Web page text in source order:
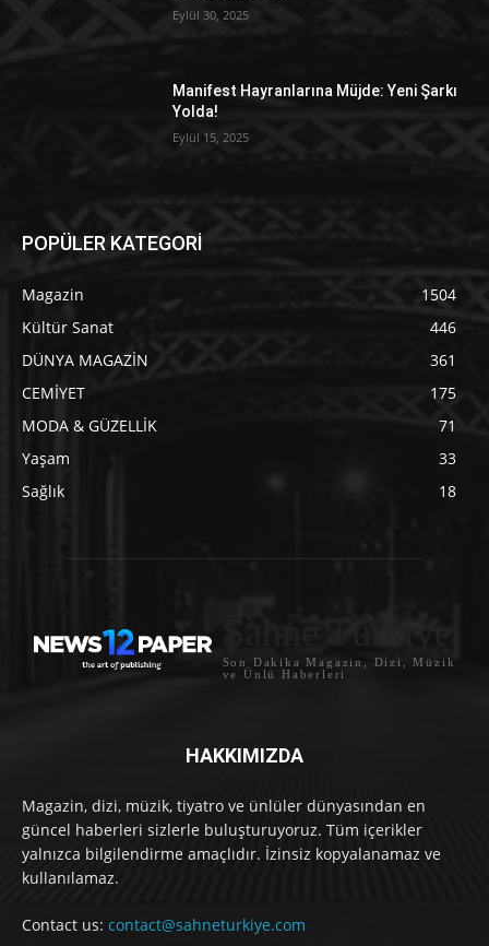
Eylül 30, 2025
Manifest Hayranlarına Müjde: Yeni Şarkı
Yolda!
Eylül 15, 2025
POPÜLER KATEGORİ
Magazin
1504
Kültür Sanat
446
DÜNYA MAGAZİN
361
CEMİYET
175
MODA & GÜZELLİK
71
Yaşam
33
Sağlık
18
Sahne Türkiye
Son Dakika Magazin, Dizi, Müzik
ve Ünlü Haberleri
HAKKIMIZDA
Magazin, dizi, müzik, tiyatro ve ünlüler dünyasından en
güncel haberleri sizlerle buluşturuyoruz. Tüm içerikler
yalnızca bilgilendirme amaçlıdır. İzinsiz kopyalanamaz ve
kullanılamaz.
Contact us: contact@sahneturkiye.com